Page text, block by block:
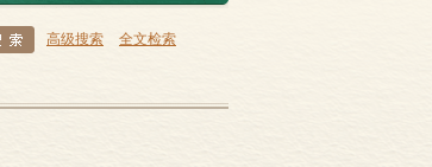
高级搜索 全文检索